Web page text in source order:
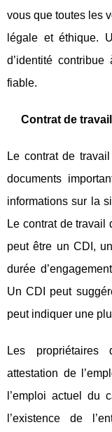
vous que toutes les
légale et éthique.
d’identité
fiable.
Contrat de
Le contrat de
documents
informations sur la
Le contrat de travail
peut être un CDI,
durée
Un CDI peut
peut indiquer une
Les propriétaires
attestation de
l’emploi actuel du
l’existence de